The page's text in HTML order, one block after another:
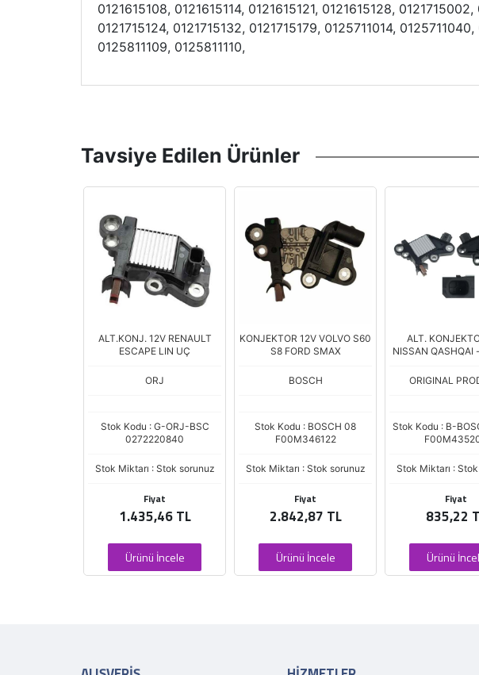
0121615108, 0121615114, 0121615121, 0121615128,
0121715124, 0121715132, 0121715179, 0125711014,
0125811109, 0125811110,
Tavsiye Edilen Ürünler
ALT.KONJ. 12V RENAULT
ESCAPE LIN UÇ
ORJ
Stok Kodu : G-ORJ-BSC
0272220840
Stok Miktarı : Stok sorunuz
Fiyat
1.435,46 TL
Ürünü İncele
KONJEKTOR 12V VOLVO S60
S8 FORD SMAX
BOSCH
Stok Kodu : BOSCH 08
F00M346122
Stok Miktarı : Stok sorunuz
Fiyat
2.842,87 TL
Ürünü İncele
ALT.
NISSAN QASHQAI
ORIGINAL
Stok Kodu : B-
Stok Miktarı :
Fiyat
835,22
Ürünü